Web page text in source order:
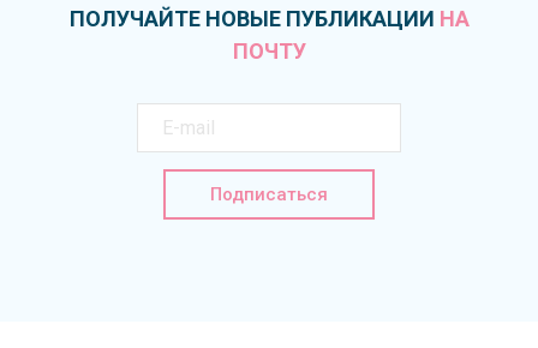
ПОЛУЧАЙТЕ НОВЫЕ ПУБЛИКАЦИИ НА
ПОЧТУ
Подписаться